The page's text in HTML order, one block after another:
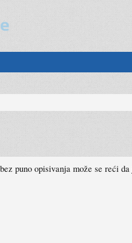
puno opisivanja može se reći